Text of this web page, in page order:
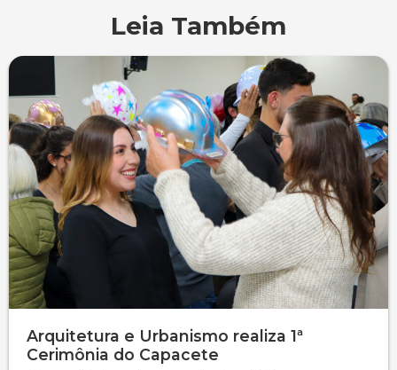
Leia Também
Arquitetura e Urbanismo realiza 1ª
Cerimônia do Capacete
Publicidade e Propaganda
Seguro Escolar
Sapien
Simulado Preparatório
Revistas Campo Real
WhatsApp Campo Real